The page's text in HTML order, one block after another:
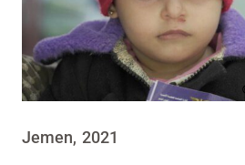
Jemen, 2021